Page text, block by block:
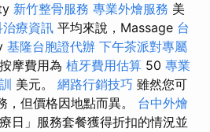
新竹整骨服務 專業外燴服務 美
治療資訊 平均來說，Massage 台
基隆台胞證代辦 下午茶派對專屬
摩費用為 植牙費用估算 50 專業
美元。 網路行銷技巧 雖然您可
，但價格因地點而異。 台中外燴
日」服務套餐獲得折扣的情況並